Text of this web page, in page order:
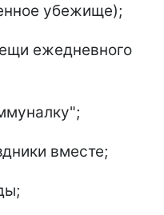
убежище);
ежедневного
вместе;